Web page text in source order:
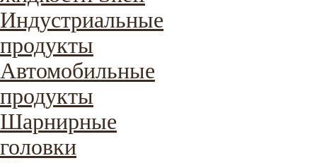
Индустриальные
продукты
Автомобильные
продукты
Шарнирные
головки